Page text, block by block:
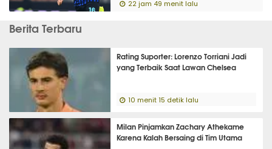
22 jam 49 menit lalu
Berita Terbaru
Rating Suporter: Lorenzo Torriani Jadi
yang Terbaik Saat Lawan Chelsea
10 menit 15 detik lalu
Milan Pinjamkan Zachary Athekame
Karena Kalah Bersaing di Tim Utama